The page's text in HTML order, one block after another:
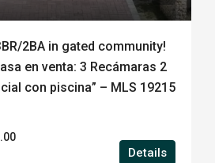
2BA in gated community!
en venta: 3 Recámaras 2
con piscina” – MLS 19215
Details